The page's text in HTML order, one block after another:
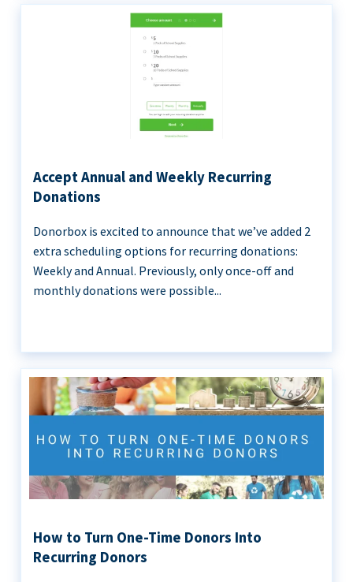
Accept Annual and Weekly Recurring
Donations
Donorbox is excited to announce that we’ve added 2
extra scheduling options for recurring donations:
Weekly and Annual. Previously, only once-off and
monthly donations were possible...
How to Turn One-Time Donors Into
Recurring Donors